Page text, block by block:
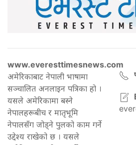
www.everesttimesnews.com
अमेरिकाबाट नेपाली भाषामा
सञ्चालित अनलाइन पत्रिका हो ।
यसले अमेरिकामा बस्ने
नेपालहरूबीच र मातृभूमि
नेपालसँग जोड्ने पुलको काम गर्ने
उद्देश्य राखेको छ । यसले